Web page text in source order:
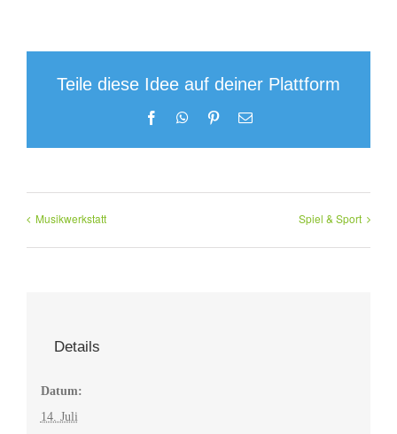
Teile diese Idee auf deiner Plattform
FacebookWhatsApp
Pinterest
E-
Musikwerkstatt Spiel & Sport
Details
Datum:
14. Juli